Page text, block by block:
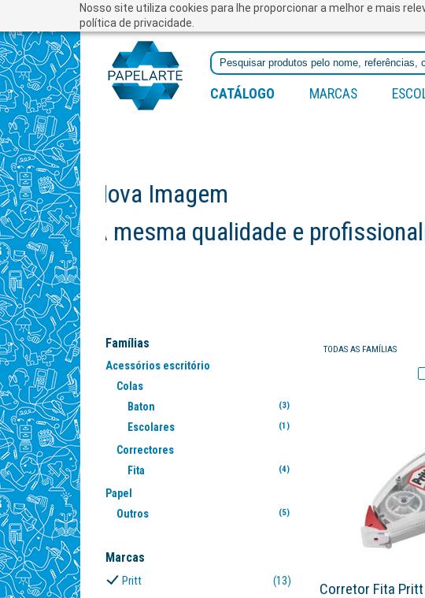
Nosso site utiliza cookies para lhe proporcionar a melhor e mais
política de privacidade.
CATÁLOGO MARCAS
Famílias
Acessórios escritório
Colas
Baton
(3)
Escolares (1)
Correctores
Fita
(4)
Papel
Outros
(5)
Marcas
Pritt (13)
TODAS AS FAMÍLIAS
Corretor Fita